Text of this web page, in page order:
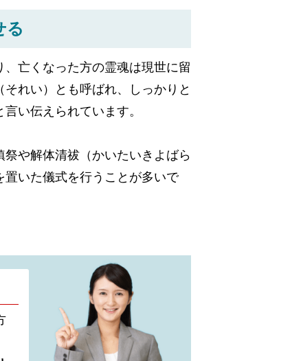
る
亡くなった方の霊魂は現世に留
れい）とも呼ばれ、しっかりと
い伝えられています。
や解体清祓（かいたいきよばら
いた儀式を行うことが多いで